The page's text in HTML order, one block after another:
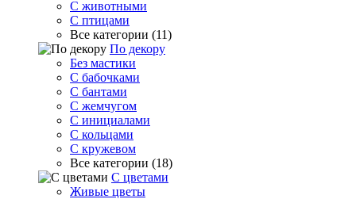
С животными
С птицами
Все категории (11)
По декору
Без мастики
С бабочками
С бантами
С жемчугом
С инициалами
С кольцами
С кружевом
Все категории (18)
С цветами
Живые цветы